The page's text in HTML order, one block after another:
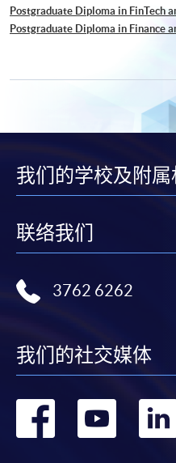
Postgraduate Diploma in FinTech
Postgraduate Diploma in Finance
我们的学校及附属
联络我们
3762 6262
我们的社交媒体
转
转